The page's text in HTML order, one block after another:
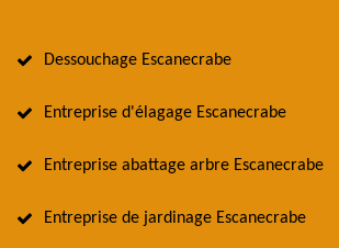
Dessouchage Escanecrabe
Entreprise d'élagage Escanecrabe
Entreprise abattage arbre Escanecrabe
Entreprise de jardinage Escanecrabe